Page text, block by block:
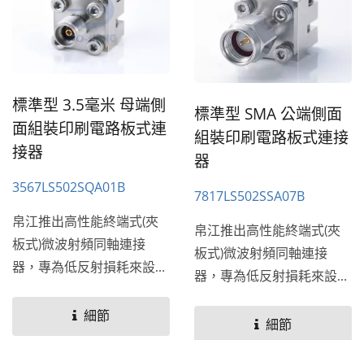
標準型 3.5毫米 母端側
面組裝印刷電路板式連
接器
3567LS502SQA01B
帛江推出高性能終端式(夾
板式)微波射頻同軸連接
器，專為低反射損耗來設
細節
標準型 SMA 公端側面
組裝印刷電路板式連接
器
7817LS502SSA07B
帛江推出高性能終端式(夾
板式)微波射頻同軸連接
器，專為低反射損耗來設
細節